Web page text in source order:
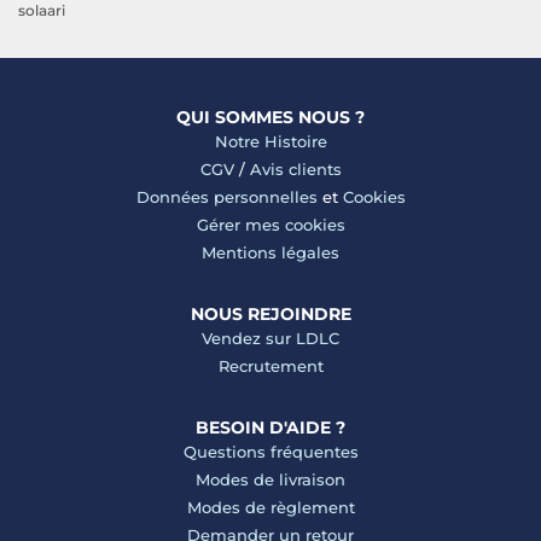
solaari
QUI SOMMES NOUS ?
Notre Histoire
CGV/ Avis clients
Données personnelles et Cookies
Gérer mes cookies
Mentions légales
NOUS REJOINDRE
Vendez sur LDLC
Recrutement
BESOIN D'AIDE ?
Questions fréquentes
Modes de livraison
Modes de règlement
Demander un retour